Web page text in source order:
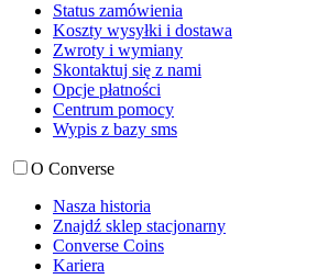
Status zamówienia
Koszty wysyłki i dostawa
Zwroty i wymiany
Skontaktuj się z nami
Opcje płatności
Centrum pomocy
Wypis z bazy sms
O Converse
Nasza historia
Znajdź sklep stacjonarny
Converse Coins
Kariera